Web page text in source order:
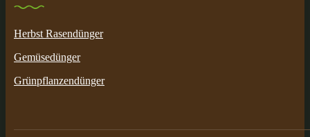
Herbst Rasendünger
Gemüsedünger
Grünpflanzendünger